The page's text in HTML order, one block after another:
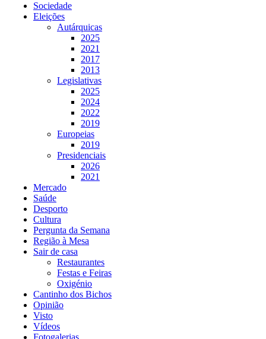
Sociedade
Eleições
Autárquicas
2025
2021
2017
2013
Legislativas
2025
2024
2022
2019
Europeias
2019
Presidenciais
2026
2021
Mercado
Saúde
Desporto
Cultura
Pergunta da Semana
Região à Mesa
Sair de casa
Restaurantes
Festas e Feiras
Oxigénio
Cantinho dos Bichos
Opinião
Visto
Vídeos
Fotogalerias